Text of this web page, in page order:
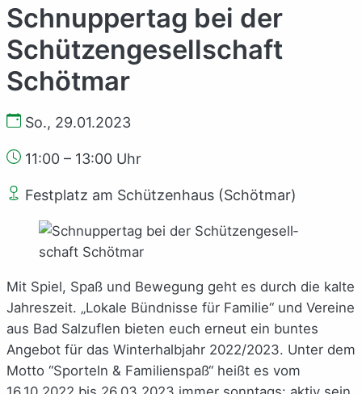
Schnup­per­tag bei der
Schüt­zen­ge­sell­schaft
Schöt­mar
So., 29.01.2023
11:00 – 13:00 Uhr
Festplatz am Schützenhaus (Schötmar)
Mit Spiel, Spaß und Bewegung geht es durch die kalte
Jahreszeit. „Lokale Bündnisse für Familie“ und Vereine
aus Bad Salzuflen bieten euch erneut ein buntes
Angebot für das Winterhalbjahr 2022/2023. Unter dem
Motto “Sporteln & Familienspaß“ heißt es vom